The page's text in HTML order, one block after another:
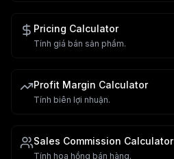
Pricing Calculator
Tính giá bán sản phẩm.
Profit Margin Calculator
Tính biên lợi nhuận.
Sales Commission Calculator
Tính hoa hồng bán hàng.